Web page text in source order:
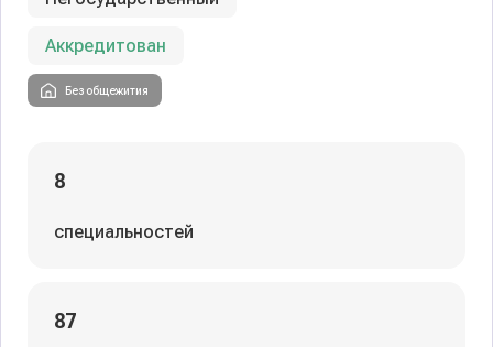
Аккредитован
Без общежития
8
специальностей
87